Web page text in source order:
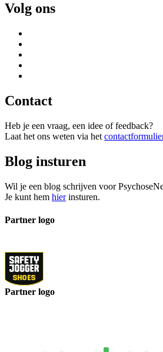
Volg ons
Contact
Heb je een vraag, een idee of feedback?
Laat het ons weten via het
Blog insturen
Wil je een blog schrijven voor
Je kunt hem hierinsturen.
Partner logo
Partner logo